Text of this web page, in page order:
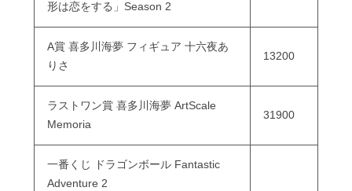
形は恋をする」Season 2
A賞 喜多川海夢 フィギュア 十六夜あ
りさ
13200
ラストワン賞 喜多川海夢 ArtScale
Memoria
31900
一番くじ ドラゴンボール Fantastic
Adventure 2